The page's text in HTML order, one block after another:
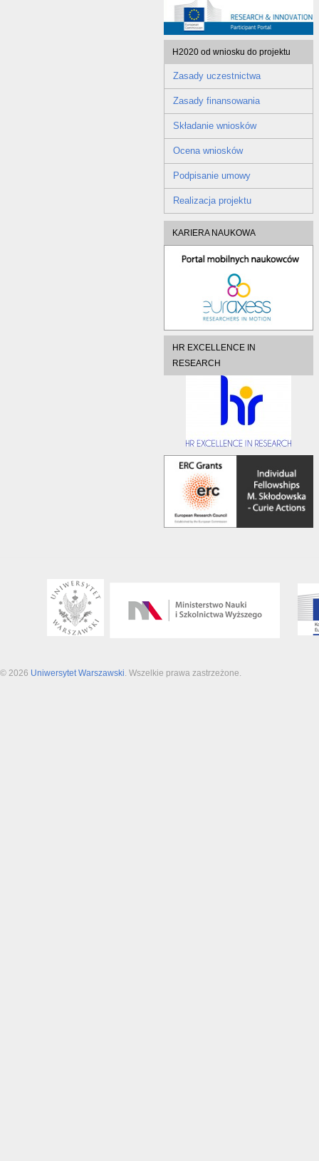
H2020 od wniosku do projektu
Zasady uczestnictwa
Zasady finansowania
Składanie wniosków
Ocena wniosków
Podpisanie umowy
Realizacja projektu
KARIERA NAUKOWA
HR EXCELLENCE IN
RESEARCH
© 2026 Uniwersytet Warszawski . Wszelkie prawa zastrzeżone.